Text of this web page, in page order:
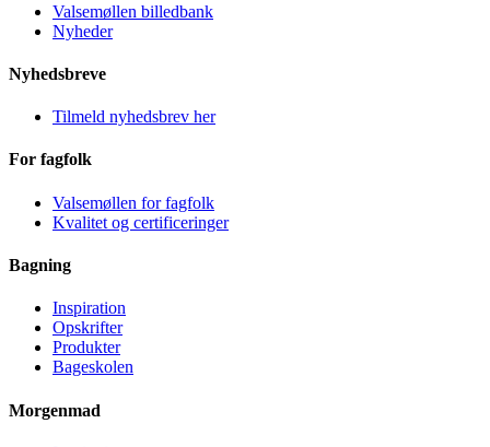
Valsemøllen billedbank
Nyheder
Nyhedsbreve
Tilmeld nyhedsbrev her
For fagfolk
Valsemøllen for fagfolk
Kvalitet og certificeringer
Bagning
Inspiration
Opskrifter
Produkter
Bageskolen
Morgenmad